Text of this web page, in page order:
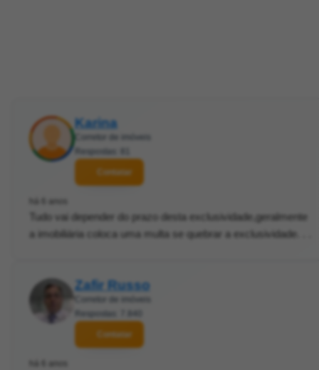
Karina
Contatar
Tudo vai depender do prazo desta exclusividade,geralmente
a imobiliária coloca uma multa se quebrar a exclusividade. . .
Zafir Russo
Contatar